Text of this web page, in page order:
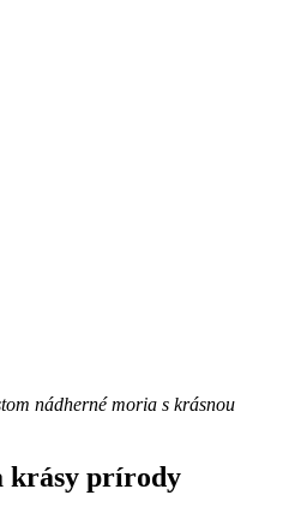
nádherné moria s krásnou
krásy prírody